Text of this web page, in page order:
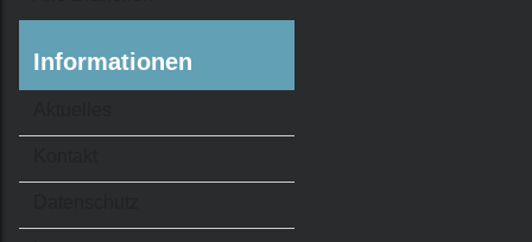
Informationen